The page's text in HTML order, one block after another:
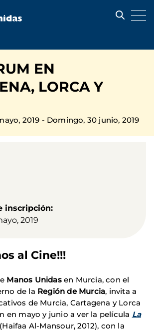
EN
LORCA Y
2019 - Domingo, 30 junio, 2019
inscripción
2019
al Cine!!!
Manos Unidasen Murcia, con el
de la Región de Murcia, invita a
de Murcia, Cartagena y Lorca
en mayo y junio a ver la película La
Al-Mansour, 2012), con la